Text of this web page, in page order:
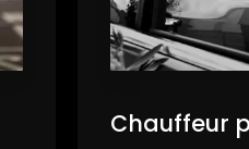
Chauffeur